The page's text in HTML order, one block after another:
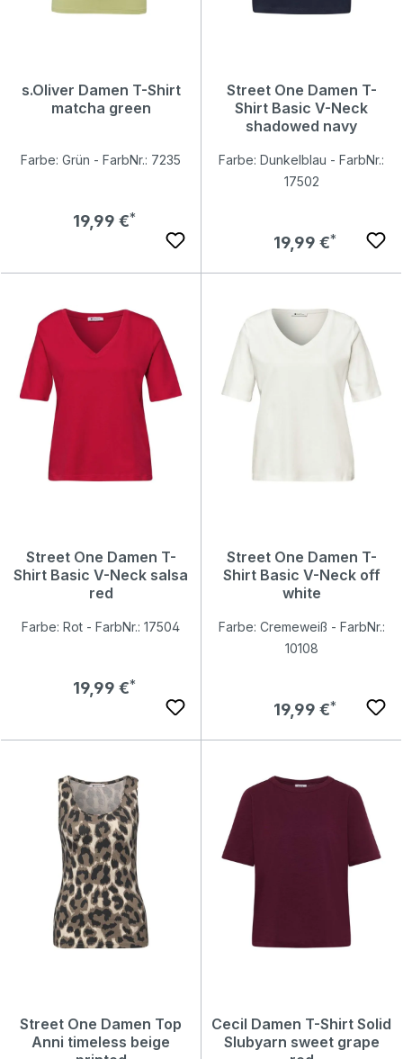
s.Oliver Damen T-Shirt
matcha green
Farbe: Grün - FarbNr.: 7235
Regulärer Preis:
19,99 €
Street One Damen T-
Shirt Basic V-Neck
shadowed navy
Farbe: Dunkelblau - FarbNr.:
17502
Regulärer Preis:
19,99 €
Street One Damen T-
Shirt Basic V-Neck salsa
red
Farbe: Rot - FarbNr.: 17504
Regulärer Preis:
19,99 €
Street One Damen T-
Shirt Basic V-Neck off
white
Farbe: Cremeweiß - FarbNr.:
10108
Regulärer Preis:
19,99 €
Street One Damen Top
Anni timeless beige
Cecil Damen T-Shirt Solid
Slubyarn sweet grape